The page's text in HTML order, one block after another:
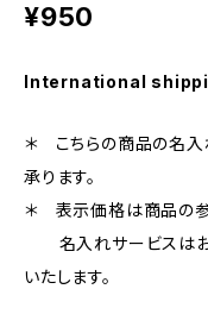
¥950
International
＊ こちらの商品の名入
承ります。
＊ 表示価格は商品の参
名入れサービスはお
いたします。